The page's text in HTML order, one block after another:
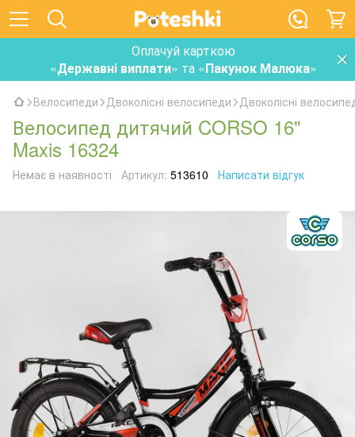
Оплачуй карткою
«Державні виплати» та «Пакунок Малюка»
Велосипеди Двоколісні велосипеди Двоколісні
Велосипед дитячий CORSO 16"
Maxis 16324
Немає в наявності Артикул: 513610 Написати відгук